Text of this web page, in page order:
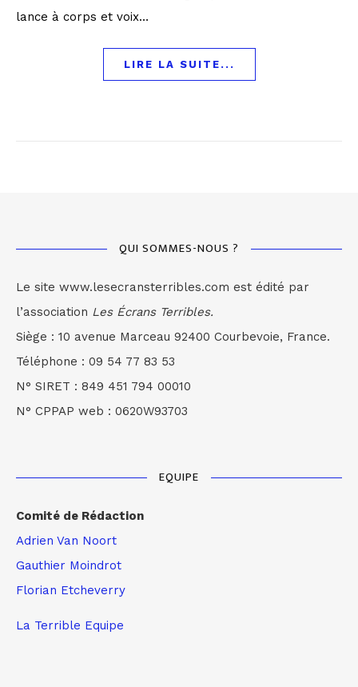
lance à corps et voix…
LIRE LA SUITE...
QUI SOMMES-NOUS ?
Le site www.lesecransterribles.com est édité par
l’association Les Écrans Terribles.
Siège : 10 avenue Marceau 92400 Courbevoie, France.
Téléphone : 09 54 77 83 53
N° SIRET : 849 451 794 00010
N° CPPAP web : 0620W93703
EQUIPE
Comité de Rédaction
Adrien Van Noort
Gauthier Moindrot
Florian Etcheverry
La Terrible Equipe